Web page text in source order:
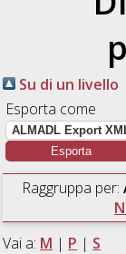
Su di un livello
Esporta come
Raggruppa per:
Vai a: M | P | S